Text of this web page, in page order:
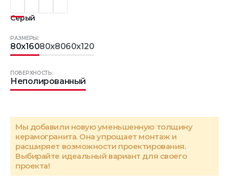
Серый
РАЗМЕРЫ:
80x16080x8060x120
ПОВЕРХНОСТЬ:
Неполированный
Мы добавили новую уменьшенную толщину
керамогранита. Она упрощает монтаж и
расширяет возможности проектирования.
Выбирайте идеальный вариант для своего
проекта!